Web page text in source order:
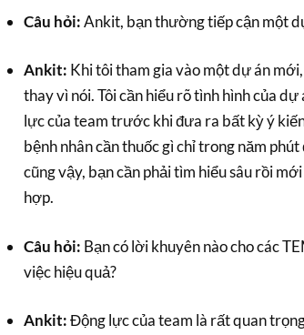
Câu hỏi:Ankit, bạn thường tiếp cận một
Ankit: Khi tôi tham gia vào một dự án
thay vì nói. Tôi cần hiểu rõ tình hình của
lực của team trước khi đưa ra bất kỳ ý
bệnh nhân cần thuốc gì chỉ trong năm
cũng vậy, bạn cần phải tìm hiểu sâu rồi
hợp.
Câu hỏi: Bạn có lời khuyên nào cho các
việc hiệu quả?
Ankit:Động lực của team là rất quan